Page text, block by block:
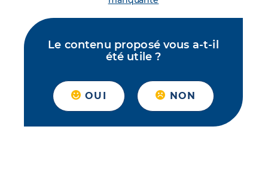
Le contenu proposé vous a-t-il
été utile ?
OUI NON